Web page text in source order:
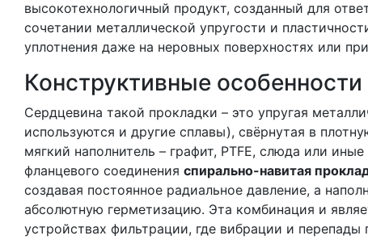
высокотехнологичный продукт, созданный для
сочетании металлической упругости и
уплотнения даже на неровных поверхностях или
Конструктивные
Сердцевина такой прокладки – это упругая
используются и другие сплавы), свёрнутая в
мягкий наполнитель – графит, PTFE, слюда или
фланцевого соединения спирально-навитая
создавая постоянное радиальное давление, а
абсолютную герметизацию. Эта комбинация и
устройствах фильтрации, где вибрации и